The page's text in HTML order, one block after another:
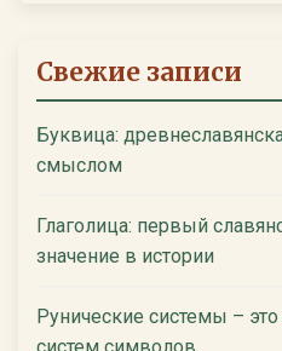
Свежие записи
Буквица:
смыслом
Глаголица: первый
значение в истории
Рунические системы –